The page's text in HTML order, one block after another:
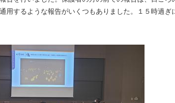
用するような報告がいくつもありました。１５時過ぎ